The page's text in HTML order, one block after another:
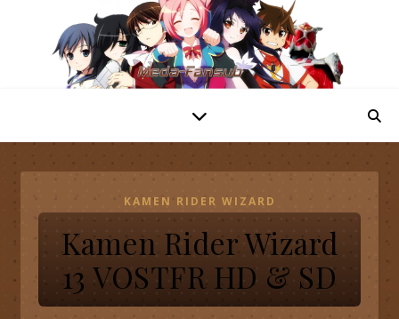
KAMEN RIDER WIZARD
Kamen Rider Wizard
13 VOSTFR HD & SD